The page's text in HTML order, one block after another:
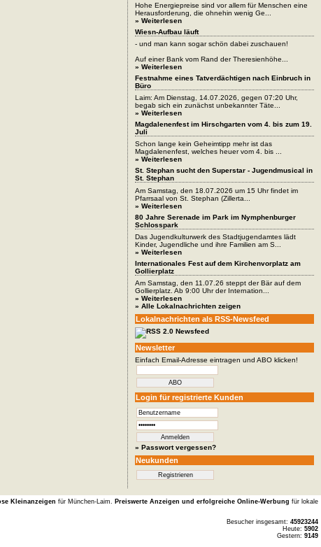
Hohe Energiepreise sind vor allem für Menschen eine
Herausforderung, die ohnehin wenig Ge...
» Weiterlesen
Wiesn-Aufbau läuft
- und man kann sogar schön dabei zuschauen!
Auf einer Bank vom Rand der Theresienhöhe...
» Weiterlesen
Festnahme eines Tatverdächtigen nach Einbruch in
Büro
Laim: Am Dienstag, 14.07.2026, gegen 07:20 Uhr,
begab sich ein zunächst unbekannter Täte...
» Weiterlesen
Magdalenenfest im Hirschgarten vom 4. bis zum 19.
Juli
Schon lange kein Geheimtipp mehr ist das
Magdalenenfest, welches heuer vom 4. bis ...
» Weiterlesen
St. Stephan sucht den Superstar - Jugendmusical in
St. Stephan
Am Samstag, den 18.07.2026 um 15 Uhr findet im
Pfarrsaal von St. Stephan (Zillerta...
» Weiterlesen
80 Jahre Serenade im Park im Nymphenburger
Schlosspark
Das Jugendkulturwerk des Stadtjugendamtes lädt
Kinder, Jugendliche und ihre Familien am S...
» Weiterlesen
Internationales Fest auf dem Kirchenvorplatz am
Gollierplatz
Am Samstag, den 11.07.26 steppt der Bär auf dem
Gollierplatz. Ab 9:00 Uhr der Internation...
» Weiterlesen
» Alle Lokalnachrichten zeigen
Lokalnachrichten als RSS-Newsfeed
Newsletter
Einfach Email-Adresse eintragen und ABO klicken!
Login für registrierte Kunden
» Passwort vergessen?
Neukunden
Kleinanzeigen für München-Laim. Preiswerte Anzeigen und erfolgreiche Online-Werbung für lokale
Besucher insgesamt:45923244
Heute:5902
Gestern:9149